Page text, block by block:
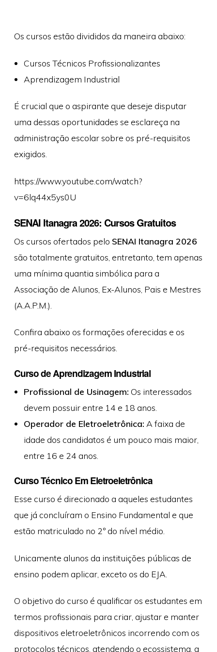
Os cursos estão divididos da maneira abaixo:
Cursos Técnicos Profissionalizantes
Aprendizagem Industrial
É crucial que o aspirante que deseje disputar
uma dessas oportunidades se esclareça na
administração escolar sobre os pré-requisitos
exigidos.
https://www.youtube.com/watch?
v=6lq44x5ys0U
SENAI Itanagra 2026: Cursos Gratuitos
Os cursos ofertados pelo SENAI Itanagra 2026
são totalmente gratuitos, entretanto, tem apenas
uma mínima quantia simbólica para a
Associação de Alunos, Ex-Alunos, Pais e Mestres
(A.A.P.M.).
Confira abaixo os formações oferecidas e os
pré-requisitos necessários.
Curso de Aprendizagem Industrial
Profissional de Usinagem: Os interessados
devem possuir entre 14 e 18 anos.
Operador de Eletroeletrônica: A faixa de
idade dos candidatos é um pouco mais maior,
entre 16 e 24 anos.
Curso Técnico Em Eletroeletrônica
Esse curso é direcionado a aqueles estudantes
que já concluíram o Ensino Fundamental e que
estão matriculado no 2º do nível médio.
Unicamente alunos da instituições públicas de
ensino podem aplicar, exceto os do EJA.
O objetivo do curso é qualificar os estudantes em
termos profissionais para criar, ajustar e manter
dispositivos eletroeletrônicos incorrendo com os
protocolos técnicos, atendendo o ecossistema, a